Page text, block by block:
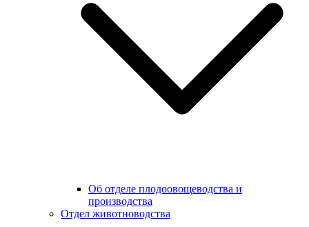
Об отделе плодоовощеводства и
производства
Отдел животноводства